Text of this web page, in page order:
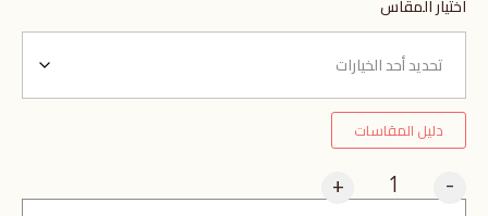
اختيار المقاس
دليل المقاسات
-
+